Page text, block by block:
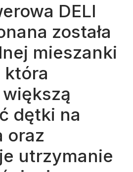
DELI
została
mieszanki
która
dętki na
oraz
utrzymanie